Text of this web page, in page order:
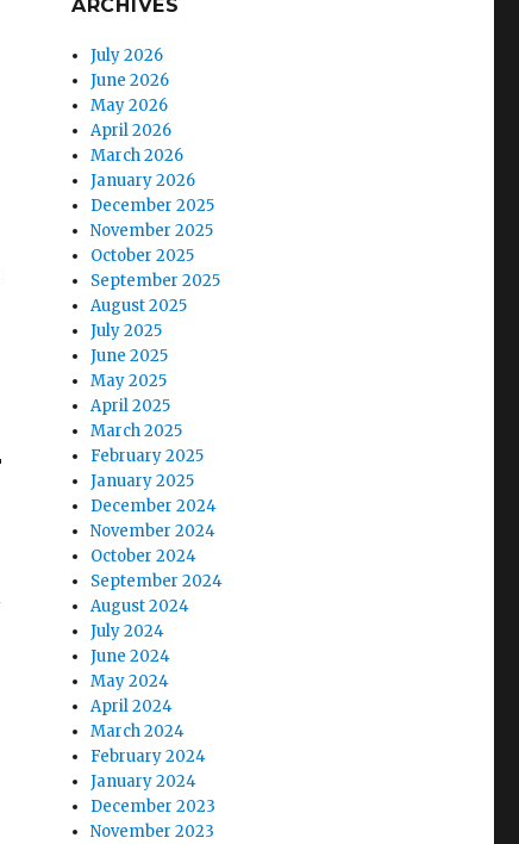
ARCHIVES
July 2026
June 2026
May 2026
April 2026
March 2026
January 2026
December 2025
November 2025
October 2025
September 2025
August 2025
July 2025
June 2025
May 2025
April 2025
March 2025
February 2025
January 2025
December 2024
November 2024
October 2024
September 2024
August 2024
July 2024
June 2024
May 2024
April 2024
March 2024
February 2024
January 2024
December 2023
November 2023